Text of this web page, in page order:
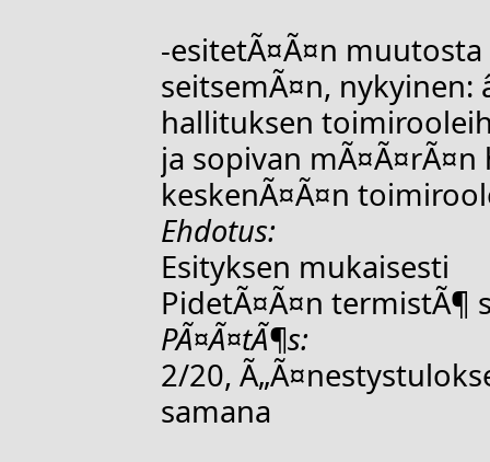
-esitetÃ¤Ã¤n
seitsemÃ¤n, nykyinen:
hallituksen
ja sopivan
keskenÃ¤Ã¤n
Ehdotus:
Esityksen mukaisesti
PidetÃ¤Ã¤n termistÃ¶
PÃ¤Ã¤tÃ¶s:
2/20,
samana